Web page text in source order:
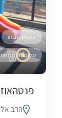
5.0
(2)
אמצע שבוע
מלונות
הרב